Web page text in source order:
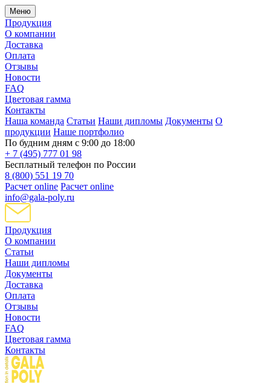
Меню
Продукция
О компании
Доставка
Оплата
Отзывы
Новости
FAQ
Цветовая гамма
Контакты
Наша команда Статьи Наши дипломы Документы О
продукции Наше портфолио
По будним дням с 9:00 до 18:00
+ 7 (495) 777 01 98
Бесплатный телефон по России
8 (800) 551 19 70
Расчет online Расчет online
info@gala-poly.ru
Продукция
О компании
Статьи
Наши дипломы
Документы
Доставка
Оплата
Отзывы
Новости
FAQ
Цветовая гамма
Контакты